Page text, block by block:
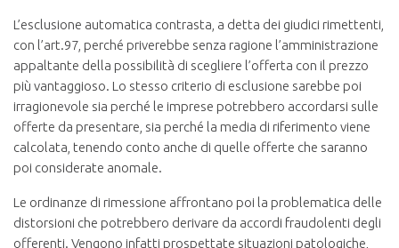
L’esclusione automatica contrasta, a detta dei giudici rimettenti,
con l’art.97, perché priverebbe senza ragione l’amministrazione
appaltante della possibilità di scegliere l’offerta con il prezzo
più vantaggioso. Lo stesso criterio di esclusione sarebbe poi
irragionevole sia perché le imprese potrebbero accordarsi sulle
offerte da presentare, sia perché la media di riferimento viene
calcolata, tenendo conto anche di quelle offerte che saranno
poi considerate anomale.
Le ordinanze di rimessione affrontano poi la problematica delle
distorsioni che potrebbero derivare da accordi fraudolenti degli
offerenti. Vengono infatti prospettate situazioni patologiche,